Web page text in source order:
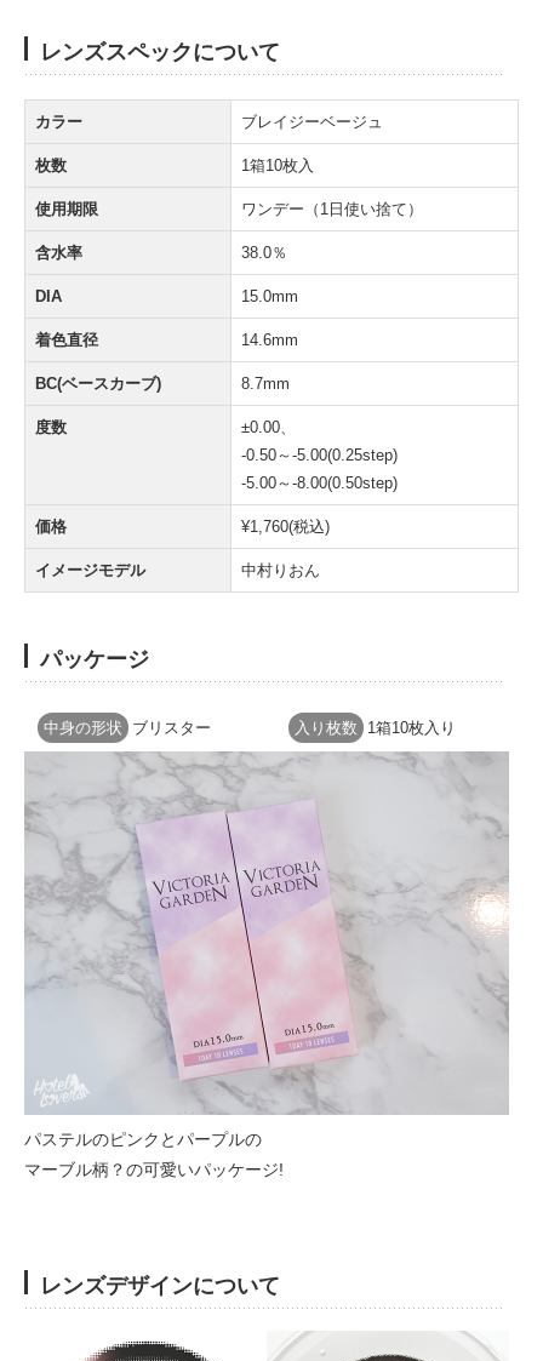
レンズスペックについて
カラー ブレイジーベージュ
枚数 1箱10枚入
使用期限 ワンデー（1日使い捨て）
含水率 38.0％
DIA 15.0mm
着色直径 14.6mm
BC(ベースカーブ) 8.7mm
度数
±0.00、
-0.50～-5.00(0.25step)
-5.00～-8.00(0.50step)
価格 ¥1,760(税込)
イメージモデル 中村りおん
パッケージ
中身の形状 ブリスター 入り枚数 1箱10枚入り
パステルのピンクとパープルの
マーブル柄？の可愛いパッケージ!
レンズデザインについて